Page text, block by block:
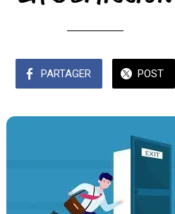
PARTAGER POST